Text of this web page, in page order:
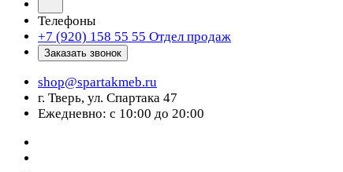
Телефоны
+7 (920) 158 55 55 Отдел продаж
Заказать звонок
shop@spartakmeb.ru
г. Тверь, ул. Спартака 47
Ежедневно: с 10:00 до 20:00